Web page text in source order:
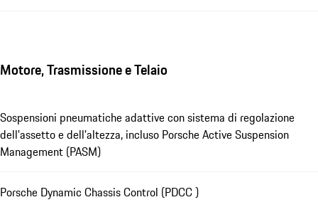
Motore, Trasmissione e Telaio
Sospensioni pneumatiche adattive con sistema di regolazione
dell'assetto e dell'altezza, incluso Porsche Active Suspension
Management (PASM)
Porsche Dynamic Chassis Control (PDCC )